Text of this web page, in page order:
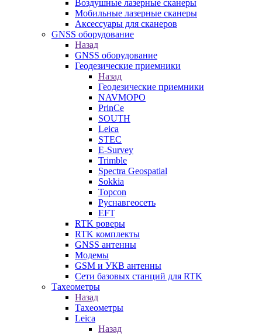
Воздушные лазерные сканеры
Мобильные лазерные сканеры
Аксессуары для сканеров
GNSS оборудование
Назад
GNSS оборудование
Геодезические приемники
Назад
Геодезические приемники
NAVMOPO
PrinCe
SOUTH
Leica
STEC
E-Survey
Trimble
Spectra Geospatial
Sokkia
Topcon
Руснавгеосеть
EFT
RTK роверы
RTK комплекты
GNSS антенны
Модемы
GSM и УКВ антенны
Сети базовых станций для RTK
Тахеометры
Назад
Тахеометры
Leica
Назад